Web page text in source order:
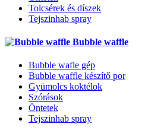
Tolcsérek és díszek
Tejszinhab spray
Bubble waffle
Bubble wafle gép
Bubble waffle készítő por
Gyümolcs koktélok
Szórások
Öntetek
Tejszinhab spray